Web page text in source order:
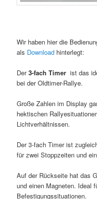
Wir haben hier die
als Download hinterlegt:
Der3-fach Timerist das
bei der Oldtimer-Rallye.
Große Zahlen im Display
hektischen
Lichtverhältnissen.
Der 3-fach Timer ist
für zwei Stoppzeiten und
Auf der Rückseite hat das
und einen Magneten. Ideal
Befestigungssituationen.